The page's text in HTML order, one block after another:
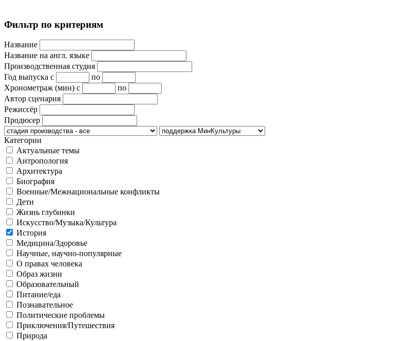
Фильтр по критериям
Название
Название на англ. языке
Производственная студия
Год выпуска с
по
Хронометраж (мин) с
по
Автор сценария
Режиссёр
Продюсер
Категории
Актуальные темы
Антропология
Архитектура
Биография
Военные/Межнациональные конфликты
Дети
Жизнь глубинки
Искусство/Музыка/Культура
История
Медицина/Здоровье
Научные, научно-популярные
О правах человека
Образ жизни
Образовательный
Питание/еда
Познавательное
Политические проблемы
Приключения/Путешествия
Природа